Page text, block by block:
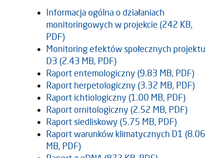
Informacja ogólna o działaniach
monitoringowych w projekcie (242 KB,
PDF)
Monitoring efektów społecznych projektu
D3 (2.43 MB, PDF)
Raport entemologiczny (9.83 MB, PDF)
Raport herpetologiczny (3.32 MB, PDF)
Raport ichtiologiczny (1.00 MB, PDF)
Raport ornitologiczny (2.52 MB, PDF)
Raport siedliskowy (5.75 MB, PDF)
Raport warunków klimatycznych D1 (8.06
MB, PDF)